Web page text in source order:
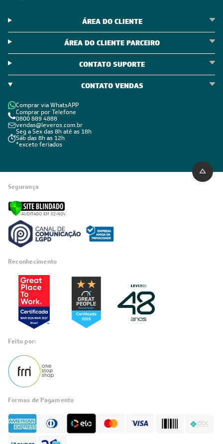
ÁREA DO CLIENTE
ÁREA DO CLIENTE PARCEIRO
CONTATO SUPORTE
CONTATO VENDAS
Comprar via WhatsAPP
Comprar por Telefone
0800 889 4888
vendas@leveros.com.br
Seg a Sex das 8h até as 18h
Sáb das 8h as 12h
*exceto feriados
Segurança
Reconhecimento
Feito por:
Formas de Pagamento
Fale com a LIA